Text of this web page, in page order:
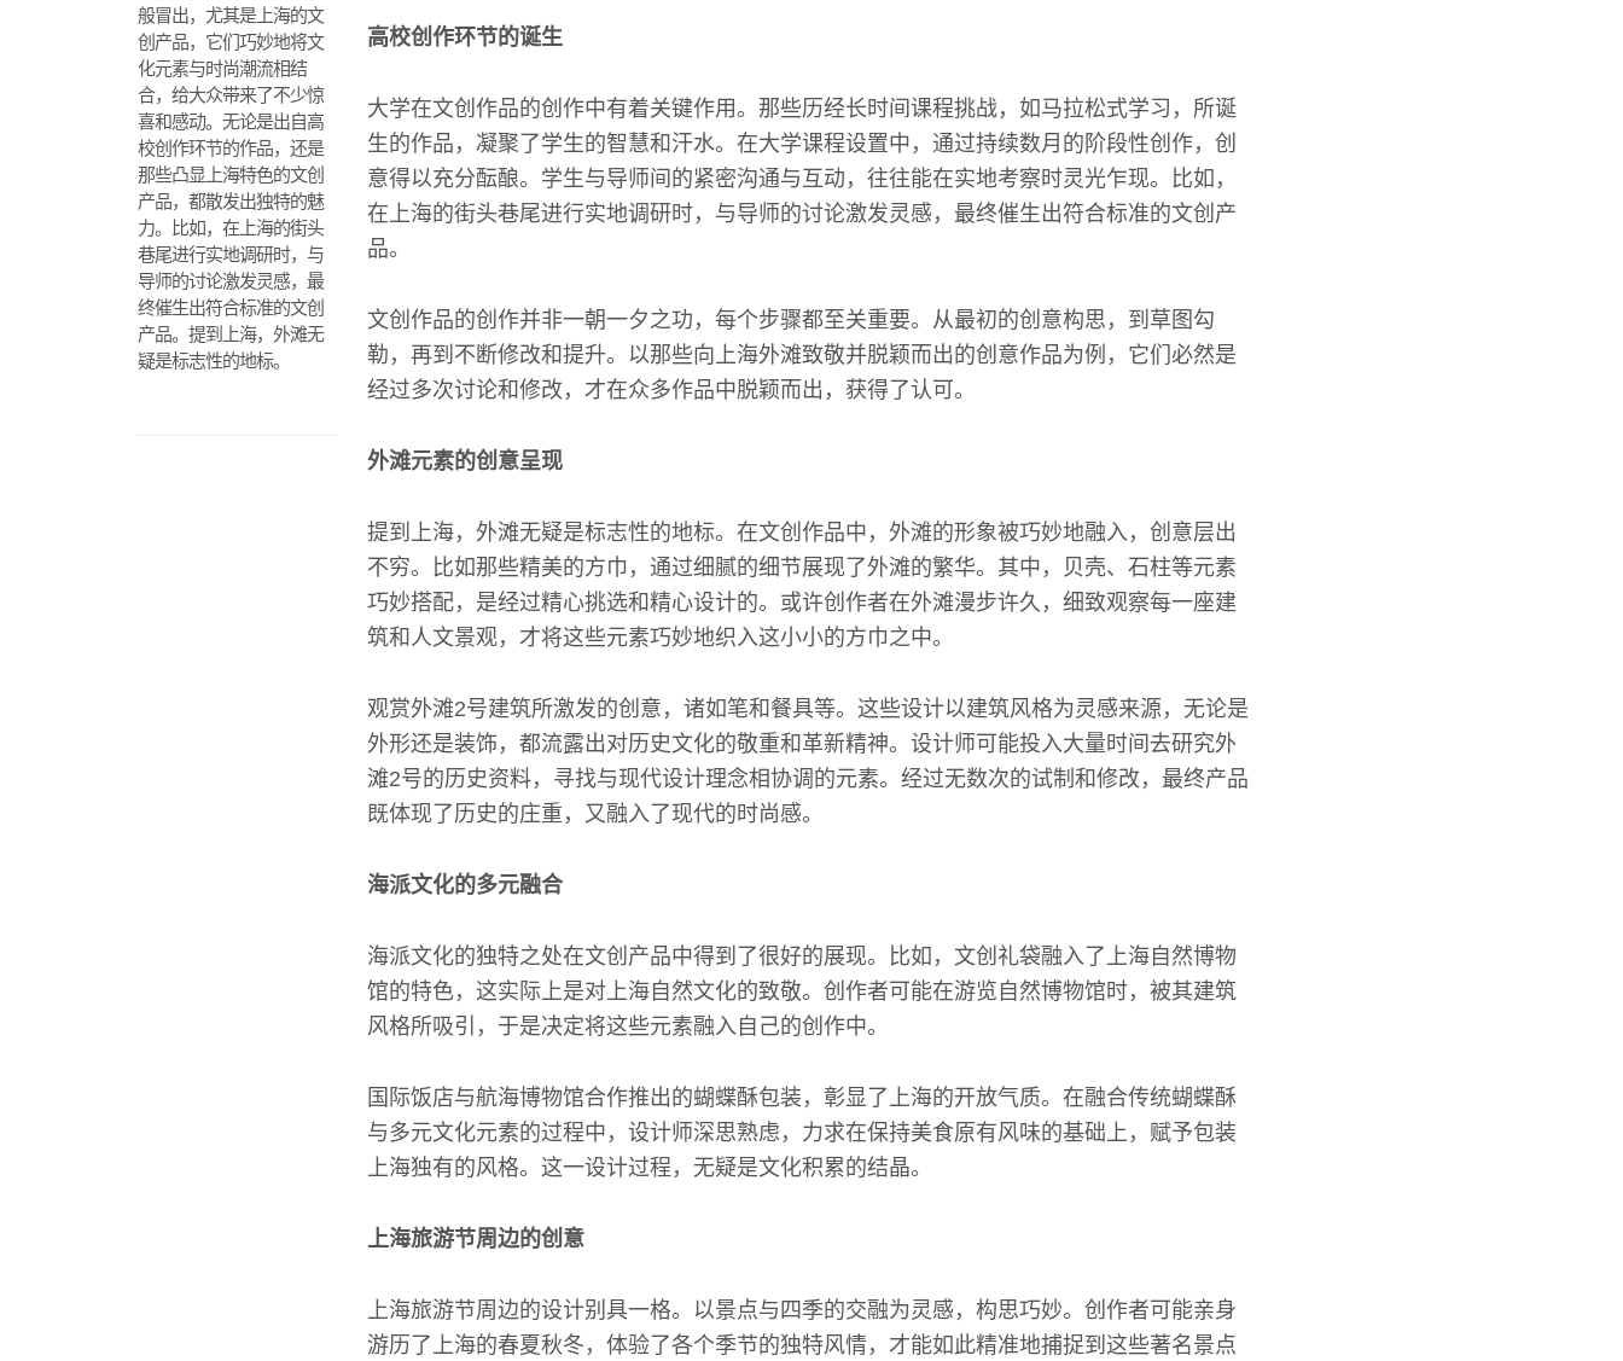
般冒出，尤其是上海的文
创产品，它们巧妙地将文
化元素与时尚潮流相结
合，给大众带来了不少惊
喜和感动。无论是出自高
校创作环节的作品，还是
那些凸显上海特色的文创
产品，都散发出独特的魅
力。比如，在上海的街头
巷尾进行实地调研时，与
导师的讨论激发灵感，最
终催生出符合标准的文创
产品。提到上海，外滩无
疑是标志性的地标。
高校创作环节的诞生
大学在文创作品的创作中有着关键作用。那些历经长时间课程挑战，如马拉松式学习，所诞
生的作品，凝聚了学生的智慧和汗水。在大学课程设置中，通过持续数月的阶段性创作，创
意得以充分酝酿。学生与导师间的紧密沟通与互动，往往能在实地考察时灵光乍现。比如，
在上海的街头巷尾进行实地调研时，与导师的讨论激发灵感，最终催生出符合标准的文创产
品。
文创作品的创作并非一朝一夕之功，每个步骤都至关重要。从最初的创意构思，到草图勾
勒，再到不断修改和提升。以那些向上海外滩致敬并脱颖而出的创意作品为例，它们必然是
经过多次讨论和修改，才在众多作品中脱颖而出，获得了认可。
外滩元素的创意呈现
提到上海，外滩无疑是标志性的地标。在文创作品中，外滩的形象被巧妙地融入，创意层出
不穷。比如那些精美的方巾，通过细腻的细节展现了外滩的繁华。其中，贝壳、石柱等元素
巧妙搭配，是经过精心挑选和精心设计的。或许创作者在外滩漫步许久，细致观察每一座建
筑和人文景观，才将这些元素巧妙地织入这小小的方巾之中。
观赏外滩2号建筑所激发的创意，诸如笔和餐具等。这些设计以建筑风格为灵感来源，无论是
外形还是装饰，都流露出对历史文化的敬重和革新精神。设计师可能投入大量时间去研究外
滩2号的历史资料，寻找与现代设计理念相协调的元素。经过无数次的试制和修改，最终产品
既体现了历史的庄重，又融入了现代的时尚感。
海派文化的多元融合
海派文化的独特之处在文创产品中得到了很好的展现。比如，文创礼袋融入了上海自然博物
馆的特色，这实际上是对上海自然文化的致敬。创作者可能在游览自然博物馆时，被其建筑
风格所吸引，于是决定将这些元素融入自己的创作中。
国际饭店与航海博物馆合作推出的蝴蝶酥包装，彰显了上海的开放气质。在融合传统蝴蝶酥
与多元文化元素的过程中，设计师深思熟虑，力求在保持美食原有风味的基础上，赋予包装
上海独有的风格。这一设计过程，无疑是文化积累的结晶。
上海旅游节周边的创意
上海旅游节周边的设计别具一格。以景点与四季的交融为灵感，构思巧妙。创作者可能亲身
游历了上海的春夏秋冬，体验了各个季节的独特风情，才能如此精准地捕捉到这些著名景点